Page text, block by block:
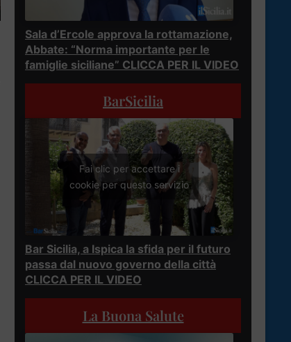
Sala d’Ercole approva la rottamazione,
Abbate: “Norma importante per le
famiglie siciliane” CLICCA PER IL VIDEO
BarSicilia
Fai clic per accettare i
cookie per questo servizio
Bar Sicilia, a Ispica la sfida per il futuro
passa dal nuovo governo della città
CLICCA PER IL VIDEO
La Buona Salute